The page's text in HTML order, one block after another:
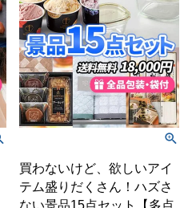
買わないけど、欲しいアイ
テム盛りだくさん！ハズさ